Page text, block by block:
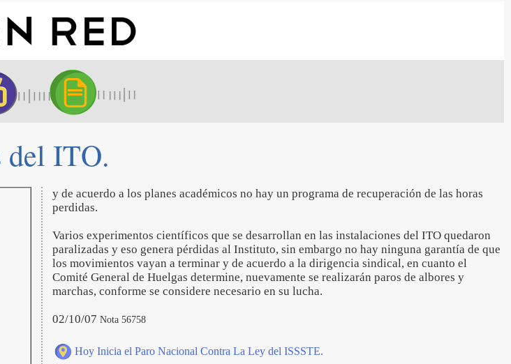
del ITO.
y de acuerdo a los planes académicos no hay un programa de recuperación de las horas
perdidas.
Varios experimentos científicos que se desarrollan en las instalaciones del ITO quedaron
paralizadas y eso genera pérdidas al Instituto, sin embargo no hay ninguna garantía de que
los movimientos vayan a terminar y de acuerdo a la dirigencia sindical, en cuanto el
Comité General de Huelgas determine, nuevamente se realizarán paros de albores y
marchas, conforme se considere necesario en su lucha.
02/10/07 Nota 56758
Hoy Inicia el Paro Nacional Contra La Ley del ISSSTE.